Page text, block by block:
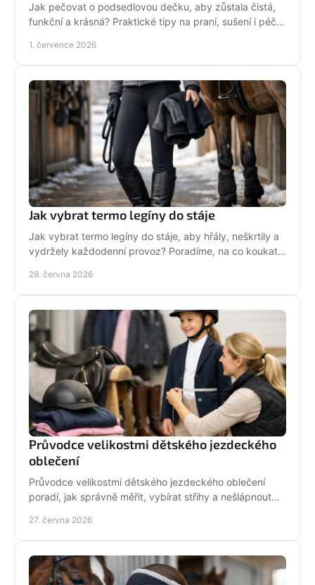
Jak pečovat o podsedlovou dečku, aby zůstala čistá,
funkční a krásná? Praktické tipy na praní, sušení i péči
1. července 2026
Jak vybrat termo legíny do stáje
Jak vybrat termo legíny do stáje, aby hřály, neškrtily a
vydržely každodenní provoz? Poradíme, na co koukat
29. června 2026
Průvodce velikostmi dětského jezdeckého
oblečení
Průvodce velikostmi dětského jezdeckého oblečení
poradí, jak správně měřit, vybírat střihy a nešlápnout
27. června 2026